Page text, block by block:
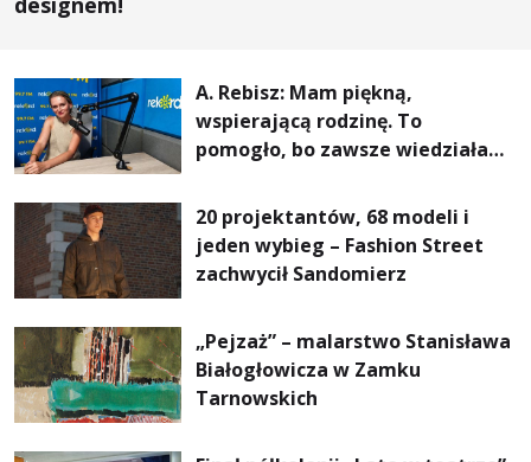
A. Rebisz: Mam piękną,
wspierającą rodzinę. To
pomogło, bo zawsze wiedziałam,
najważniejsza
20 projektantów, 68 modeli i
jeden wybieg – Fashion Street
zachwycił Sandomierz
„Pejzaż” – malarstwo Stanisława
Białogłowicza w Zamku
Tarnowskich